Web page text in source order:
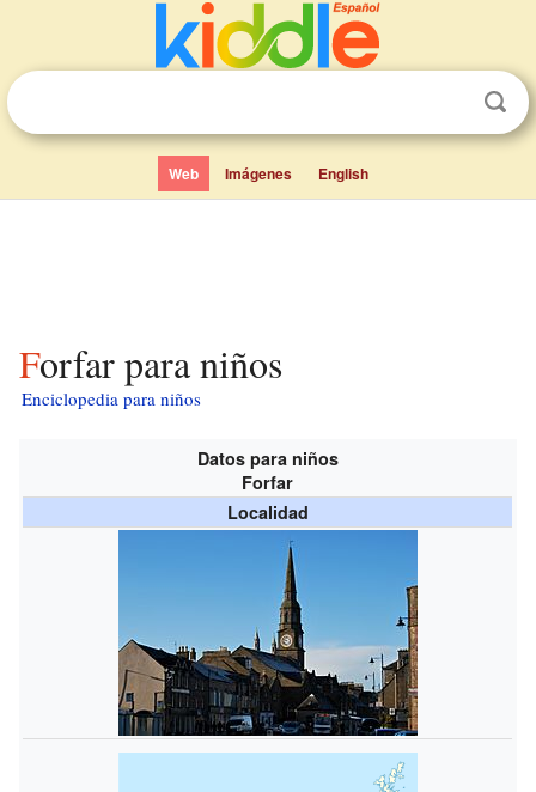
Web Imágenes English
Forfar para niños
Enciclopedia para niños
Datos para niños
Forfar
Localidad